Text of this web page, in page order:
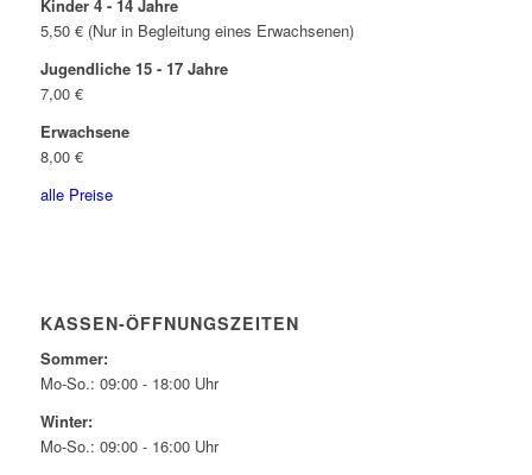
Kinder 4 - 14 Jahre
5,50 € (Nur in Begleitung eines Erwachsenen)
Jugendliche 15 - 17 Jahre
7,00 €
Erwachsene
8,00 €
alle Preise
KASSEN-ÖFFNUNGSZEITEN
Sommer:
Mo-So.: 09:00 - 18:00 Uhr
Winter:
Mo-So.: 09:00 - 16:00 Uhr